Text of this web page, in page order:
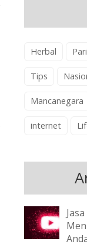
Herbal
Tips
Mancanegara
internet